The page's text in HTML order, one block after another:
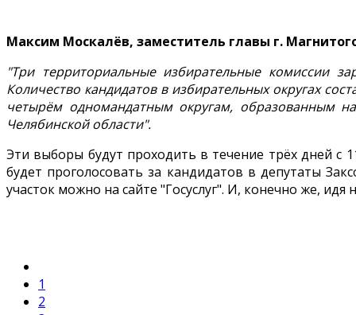
Максим Москалёв, заместитель главы г.
"Три территориальные избирательные комиссии
Количество кандидатов в избирательных округах
четырём одномандатным округам, образованным
Челябинской области".
Эти выборы будут проходить в течение трёх дней с
будет проголосовать за кандидатов в депутаты
участок можно на сайте "Госуслуг". И, конечно же, идя
1
2